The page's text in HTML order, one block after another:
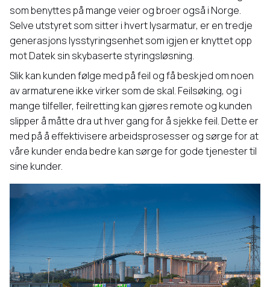
som benyttes på mange veier og broer også i Norge.
Selve utstyret som sitter i hvert lysarmatur, er en tredje
generasjons lysstyringsenhet som igjen er knyttet opp
mot Datek sin skybaserte styringsløsning.
Slik kan kunden følge med på feil og få beskjed om noen
av armaturene ikke virker som de skal. Feilsøking, og i
mange tilfeller, feilretting kan gjøres remote og kunden
slipper å måtte dra ut hver gang for å sjekke feil. Dette er
med på å effektivisere arbeidsprosesser og sørge for at
våre kunder enda bedre kan sørge for gode tjenester til
sine kunder.